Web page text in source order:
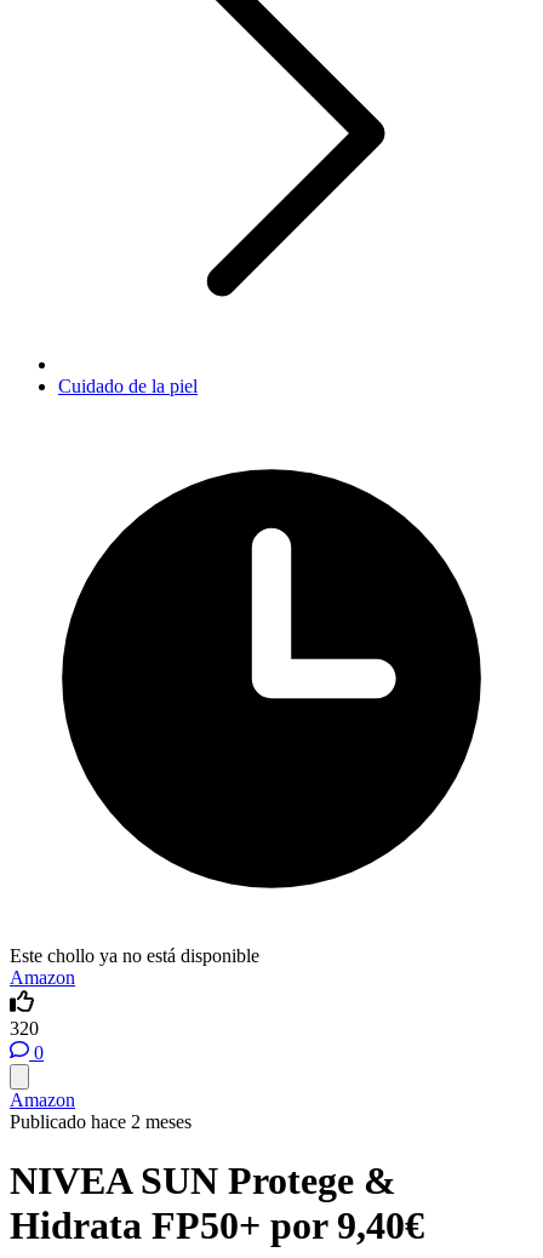
Cuidado de la piel
Este chollo ya no está disponible
Amazon
320
0
Amazon
Publicado hace 2 meses
NIVEA SUN Protege &
Hidrata FP50+ por 9,40€